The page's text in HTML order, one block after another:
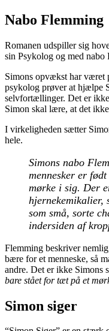
Nabo Flemming
Romanen udspiller sig
sin Psykolog og med nabo
Simons opvækst har været
psykolog prøver at hjælpe
selvfortællinger. Det er
Simon skal lære, at det
I virkeligheden sætter
hele.
Simons nabo
mennesker er
mørke i sig. Der
hjernekemikalier,
som små, sorte
indersiden af
Flemming beskriver
bære for et menneske, så
andre. Det er ikke Simons
bare stået for tæt på et
Simon siger